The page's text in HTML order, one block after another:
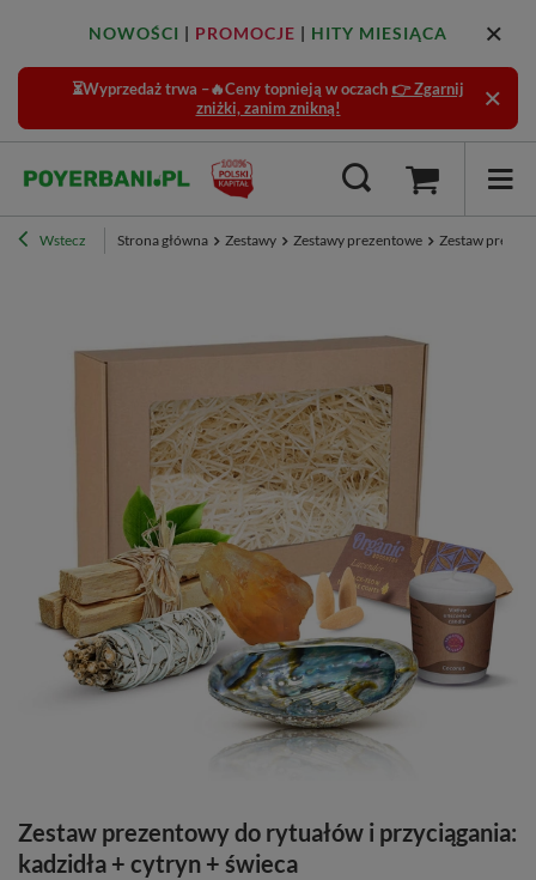
NOWOŚCI | PROMOCJE | HITY MIESIĄCA
⏳Wyprzedaż trwa –🔥Ceny topnieją w oczach 👉 Zgarnij
zniżki, zanim znikną!
Wstecz Strona główna Zestawy Zestawy prezentowe Zestaw
Zestaw prezentowy do rytuałów i przyciągania:
kadzidła + cytryn + świeca